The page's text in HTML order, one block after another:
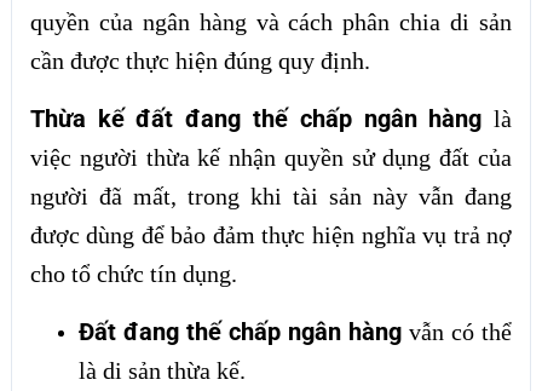
quyền của ngân hàng và cách phân chia di sản
cần được thực hiện đúng quy định.
Thừa kế đất đang thế chấp ngân hàng là
việc người thừa kế nhận quyền sử dụng đất của
người đã mất, trong khi tài sản này vẫn đang
được dùng để bảo đảm thực hiện nghĩa vụ trả nợ
cho tổ chức tín dụng.
Đất đang thế chấp ngân hàng vẫn có thể
là di sản thừa kế.